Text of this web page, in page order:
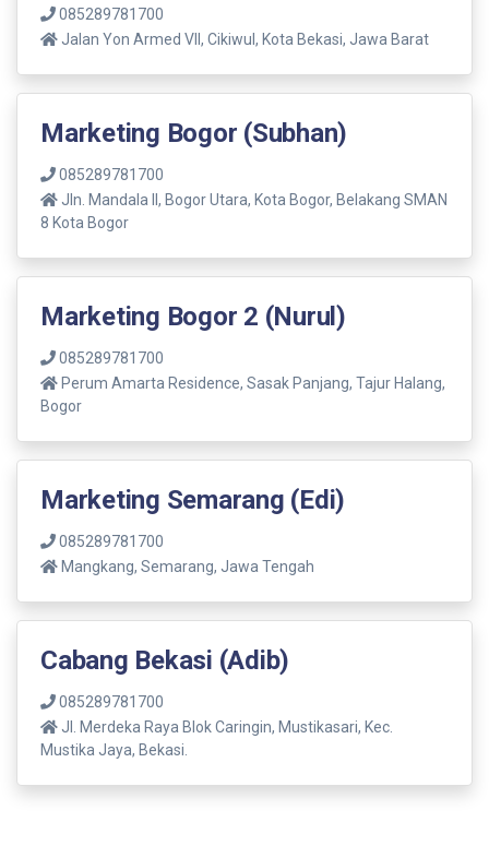
085289781700
Jalan Yon Armed VII, Cikiwul, Kota Bekasi, Jawa Barat
Marketing Bogor (Subhan)
085289781700
Jln. Mandala ll, Bogor Utara, Kota Bogor, Belakang SMAN
8 Kota Bogor
Marketing Bogor 2 (Nurul)
085289781700
Perum Amarta Residence, Sasak Panjang, Tajur Halang,
Bogor
Marketing Semarang (Edi)
085289781700
Mangkang, Semarang, Jawa Tengah
Cabang Bekasi (Adib)
085289781700
Jl. Merdeka Raya Blok Caringin, Mustikasari, Kec.
Mustika Jaya, Bekasi.